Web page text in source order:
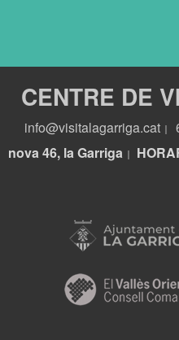
CENTRE DE
info@visitalagarriga.cat
nova 46, la Garriga